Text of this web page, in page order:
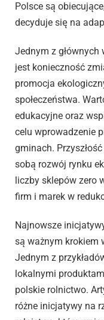
Polsce są
decyduje się na
Jednym z głównych
jest konieczność
promocja
społeczeństwa.
edukacyjne oraz
celu wprowadzenie
gminach.
sobą rozwój rynku
liczby sklepów zero
firm i marek w
Najnowsze
są ważnym krokiem
Jednym z
lokalnymi
polskie rolnictwo.
różne inicjatywy na